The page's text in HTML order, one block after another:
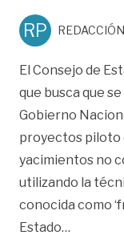
RP
El Consejo de
que busca que
Gobierno
proyectos piloto
yacimientos no
utilizando la
conocida como
Estado…